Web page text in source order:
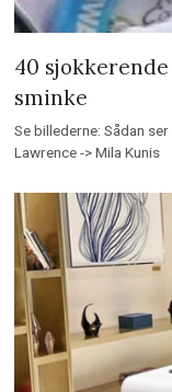
40
sminke
Se billederne: Sådan
Lawrence -> Mila Kunis